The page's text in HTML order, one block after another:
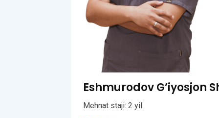
Eshmurodov G’iyosjon
Mehnat staji: 2 yil